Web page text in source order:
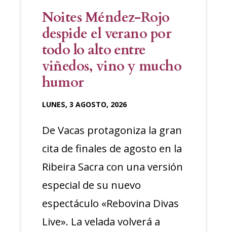
Noites Méndez-Rojo
despide el verano por
todo lo alto entre
viñedos, vino y mucho
humor
LUNES, 3 AGOSTO, 2026
De Vacas protagoniza la gran
cita de finales de agosto en la
Ribeira Sacra con una versión
especial de su nuevo
espectáculo «Rebovina Divas
Live». La velada volverá a